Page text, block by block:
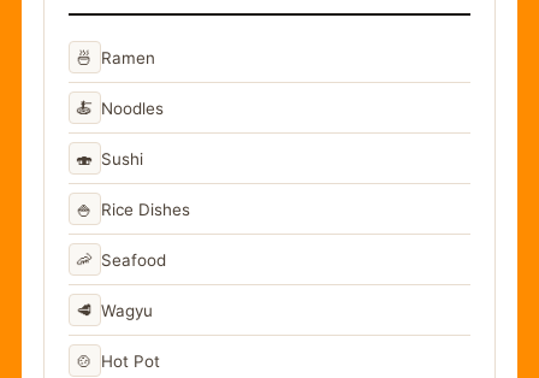
🍜 Ramen
🍝 Noodles
🍣 Sushi
🍚 Rice Dishes
🦐 Seafood
🥩 Wagyu
🍲 Hot Pot